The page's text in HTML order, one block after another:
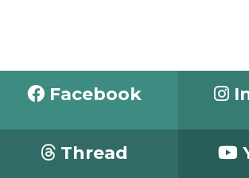
Facebook
Thread